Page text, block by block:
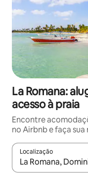
La Romana:
acesso à praia
Encontre
no Airbnb e faça sua
Localização
Quando os